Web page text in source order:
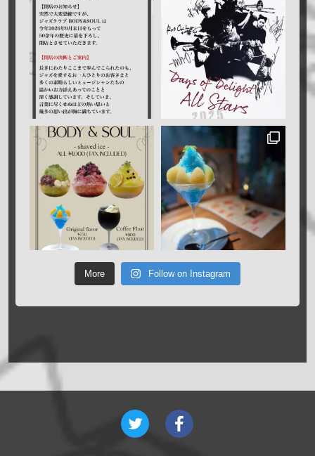
More Follow on Instagram